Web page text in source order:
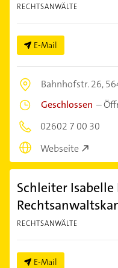
RECHTSANWÄLTE
E-Mail
Bahnhofstr. 26,
Geschlossen –
02602 7 00 30
Webseite
Schleiter Isabelle
RECHTSANWÄLTE
E-Mail